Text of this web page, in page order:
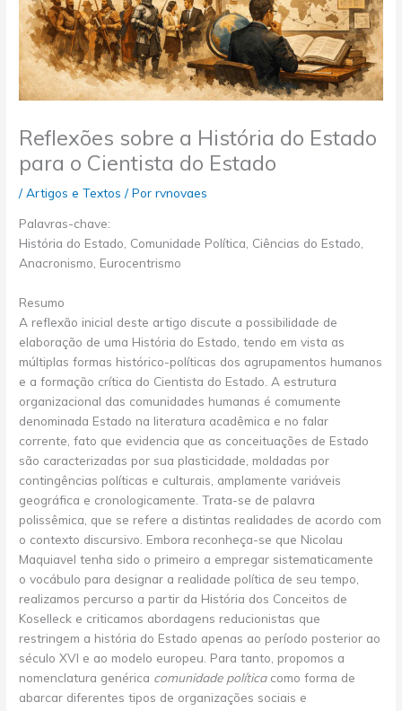
Reflexões sobre a História do Estado
para o Cientista do Estado
/Artigos e Textos / Porrvnovaes
Palavras-chave:
História do Estado, Comunidade Política, Ciências do Estado,
Anacronismo, Eurocentrismo
Resumo
A reflexão inicial deste artigo discute a possibilidade de
elaboração de uma História do Estado, tendo em vista as
múltiplas formas histórico-políticas dos agrupamentos humanos
e a formação crítica do Cientista do Estado. A estrutura
organizacional das comunidades humanas é comumente
denominada Estado na literatura acadêmica e no falar
corrente, fato que evidencia que as conceituações de Estado
são caracterizadas por sua plasticidade, moldadas por
contingências políticas e culturais, amplamente variáveis
geográfica e cronologicamente. Trata-se de palavra
polissêmica, que se refere a distintas realidades de acordo com
o contexto discursivo. Embora reconheça-se que Nicolau
Maquiavel tenha sido o primeiro a empregar sistematicamente
o vocábulo para designar a realidade política de seu tempo,
realizamos percurso a partir da História dos Conceitos de
Koselleck e criticamos abordagens reducionistas que
restringem a história do Estado apenas ao período posterior ao
século XVI e ao modelo europeu. Para tanto, propomos a
nomenclatura genérica comunidade políticacomo forma de
abarcar diferentes tipos de organizações sociais e